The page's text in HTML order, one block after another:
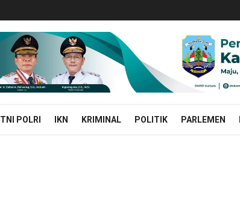
TNI POLRI IKN KRIMINAL POLITIK PARLEMEN